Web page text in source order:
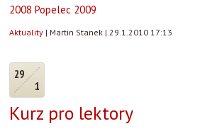
2008 Popelec 2009
Aktuality | Martin Stanek | 29.1.2010 17:13
29
1
Kurz pro lektory